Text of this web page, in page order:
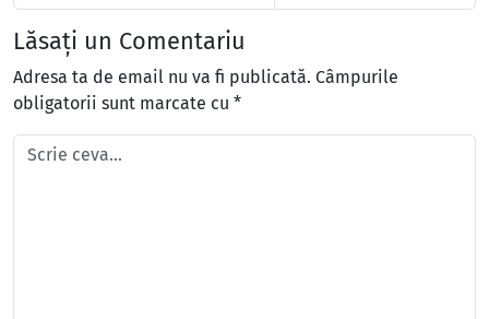
Lăsați un Comentariu
Adresa ta de email nu va fi publicată. Câmpurile
obligatorii sunt marcate cu *